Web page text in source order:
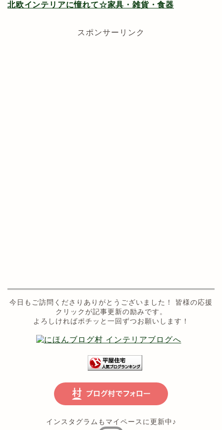
北欧インテリアに憧れて☆家具・雑貨・食器
スポンサーリンク
今日もご訪問くださりありがとうございました！ 皆様の応援
クリックが記事更新の励みです。
よろしければポチッと一回ずつお願いします！
インスタグラムもマイペースに更新中♪